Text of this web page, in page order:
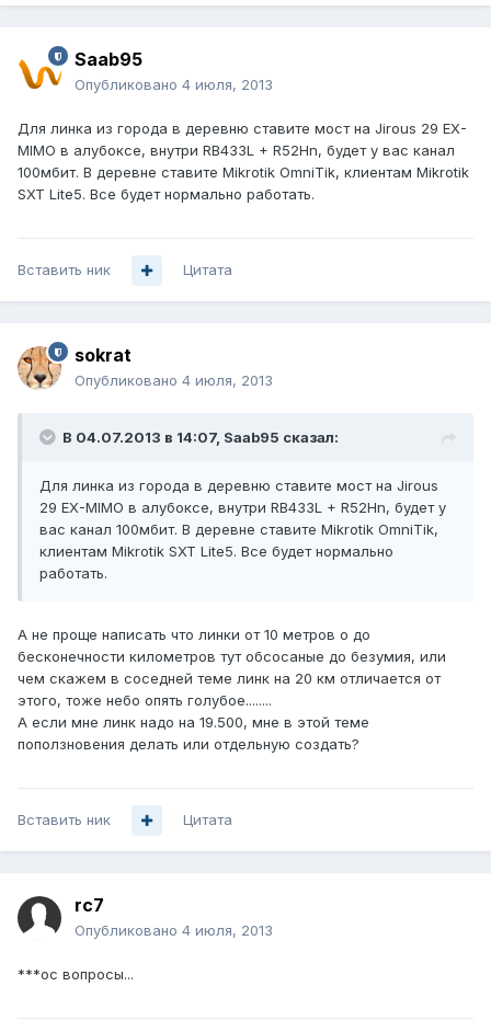
Saab95
Опубликовано 4 июля, 2013
Для линка из города в деревню ставите мост на Jirous 29 EX-
MIMO в алубоксе, внутри RB433L + R52Hn, будет у вас канал
100мбит. В деревне ставите Mikrotik OmniTik, клиентам Mikrotik
SXT Lite5. Все будет нормально работать.
Вставить ник Цитата
sokrat
Опубликовано 4 июля, 2013
В 04.07.2013 в 14:07, Saab95 сказал:
Для линка из города в деревню ставите мост на Jirous
29 EX-MIMO в алубоксе, внутри RB433L + R52Hn, будет у
вас канал 100мбит. В деревне ставите Mikrotik OmniTik,
клиентам Mikrotik SXT Lite5. Все будет нормально
работать.
А не проще написать что линки от 10 метров о до
бесконечности километров тут обсосаные до безумия, или
чем скажем в соседней теме линк на 20 км отличается от
этого, тоже небо опять голубое........
А если мне линк надо на 19.500, мне в этой теме
поползновения делать или отдельную создать?
Вставить ник Цитата
rc7
Опубликовано 4 июля, 2013
***ос вопросы...